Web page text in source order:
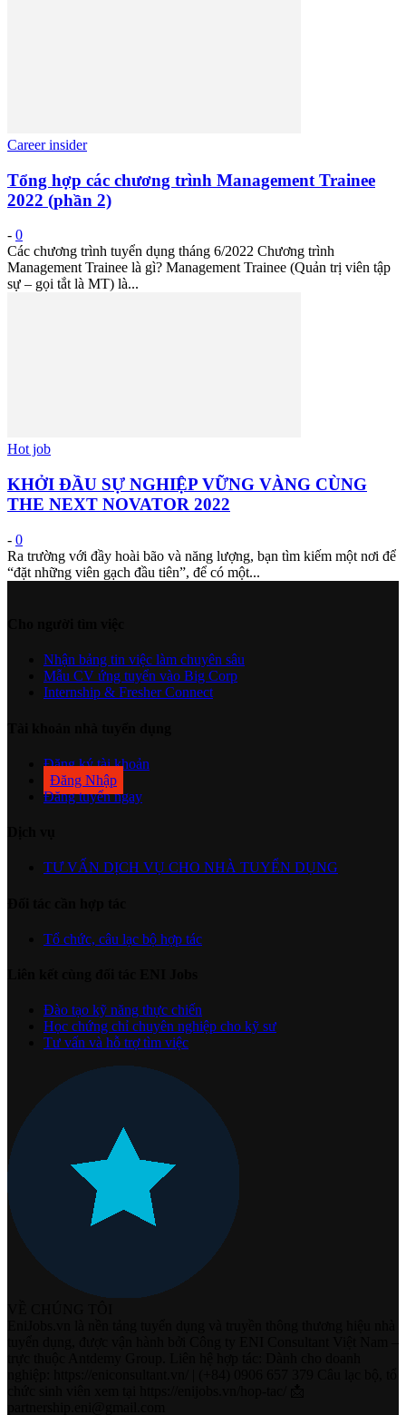
Career insider
Tổng hợp các chương trình Management Trainee
2022 (phần 2)
- 0
Các chương trình tuyển dụng tháng 6/2022 Chương trình
Management Trainee là gì? Management Trainee (Quản trị viên tập
sự – gọi tắt là MT) là...
Hot job
KHỞI ĐẦU SỰ NGHIỆP VỮNG VÀNG CÙNG
THE NEXT NOVATOR 2022
- 0
Ra trường với đầy hoài bão và năng lượng, bạn tìm kiếm một nơi để
“đặt những viên gạch đầu tiên”, để có một...
Nhận bảng tin việc làm chuyên sâu
Mẫu CV ứng tuyển vào Big Corp
Internship & Fresher Connect
Đăng ký tài khoản
Đăng Nhập
Đăng tuyển ngay
TƯ VẤN DỊCH VỤ CHO NHÀ TUYỂN DỤNG
Tổ chức, câu lạc bộ hợp tác
Đào tạo kỹ năng thực chiến
Học chứng chỉ chuyên nghiệp cho kỹ sư
Tư vấn và hỗ trợ tìm việc